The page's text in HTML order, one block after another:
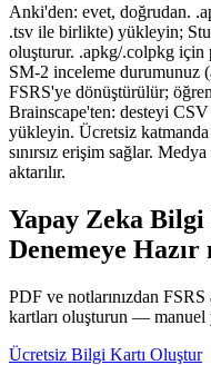
Anki'den: evet, doğrudan.
.tsv ile birlikte) yükleyin;
oluşturur. .apkg/.colpkg
SM-2 inceleme durumunuz
FSRS'ye dönüştürülür;
Brainscape'ten: desteyi CSV
yükleyin. Ücretsiz
sınırsız erişim sağlar.
aktarılır.
Yapay Zeka
Denemeye Hazır
PDF ve notlarınızdan
kartları oluşturun — manuel
Ücretsiz Bilgi Kartı Oluştur